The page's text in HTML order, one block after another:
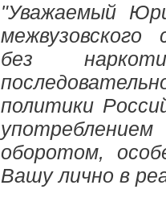
"Уважаемый
без
политики
оборотом,
Вашу лично в